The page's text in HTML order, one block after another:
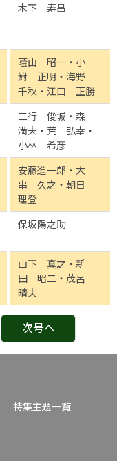
木下 寿昌
蔭山 昭一・小
鮒 正明・海野
千秋・江口 正勝
三行 俊城・森
満夫・荒 弘幸・
小林 希彦
安藤進一郎・大
串 久之・朝日
理登
保坂陽之助
山下 真之・新
田 昭二・茂呂
晴夫
次号へ
特集主題一覧